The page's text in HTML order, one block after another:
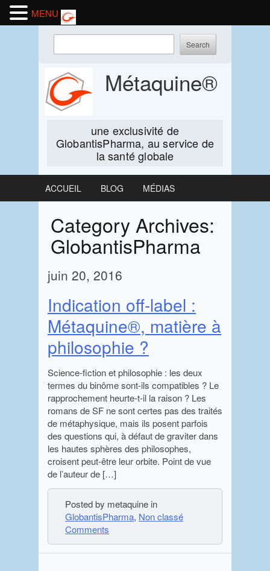
Skip
Métaquine®
une exclusivité de
GlobantisPharma, au service de
la santé globale
keywords
to
search:
ACCUEIL BLOG MÉDIAS
Category Archives:
GlobantisPharma
juin 20, 2016
Indication off-label :
Métaquine®, matière à
philosophie ?
Science-fiction et philosophie : les deux
termes du binôme sont-ils compatibles ? Le
rapprochement heurte-t-il la raison ? Les
romans de SF ne sont certes pas des traités
de métaphysique, mais ils posent parfois
des questions qui, à défaut de graviter dans
les hautes sphères des philosophes,
croisent peut-être leur orbite. Point de vue
de l’auteur de […]
Posted by metaquine in
GlobantisPharma, Non classé
Comments
MENU